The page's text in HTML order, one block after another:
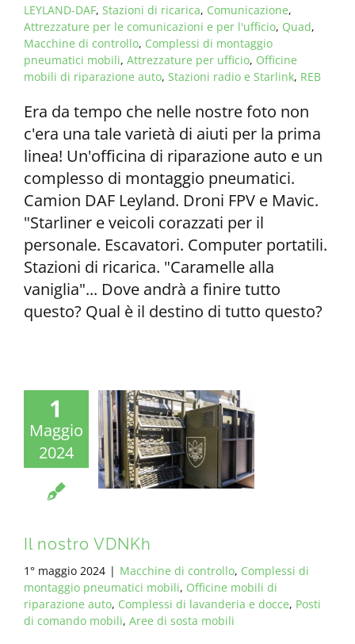
LEYLAND-DAF, Stazioni di ricarica, Comunicazione,
Attrezzature per le comunicazioni e per l'ufficio, Quad,
Macchine di controllo, Complessi di montaggio
pneumatici mobili, Attrezzature per ufficio, Officine
mobili di riparazione auto, Stazioni radio e Starlink, REB
Era da tempo che nelle nostre foto non
c'era una tale varietà di aiuti per la prima
linea! Un'officina di riparazione auto e un
complesso di montaggio pneumatici.
Camion DAF Leyland. Droni FPV e Mavic.
"Starliner e veicoli corazzati per il
personale. Escavatori. Computer portatili.
Stazioni di ricarica. "Caramelle alla
vaniglia"... Dove andrà a finire tutto
questo? Qual è il destino di tutto questo?
1
Maggio
2024
Il nostro VDNKh
1° maggio 2024 | Macchine di controllo, Complessi di
montaggio pneumatici mobili, Officine mobili di
riparazione auto, Complessi di lavanderia e docce, Posti
di comando mobili, Aree di sosta mobili